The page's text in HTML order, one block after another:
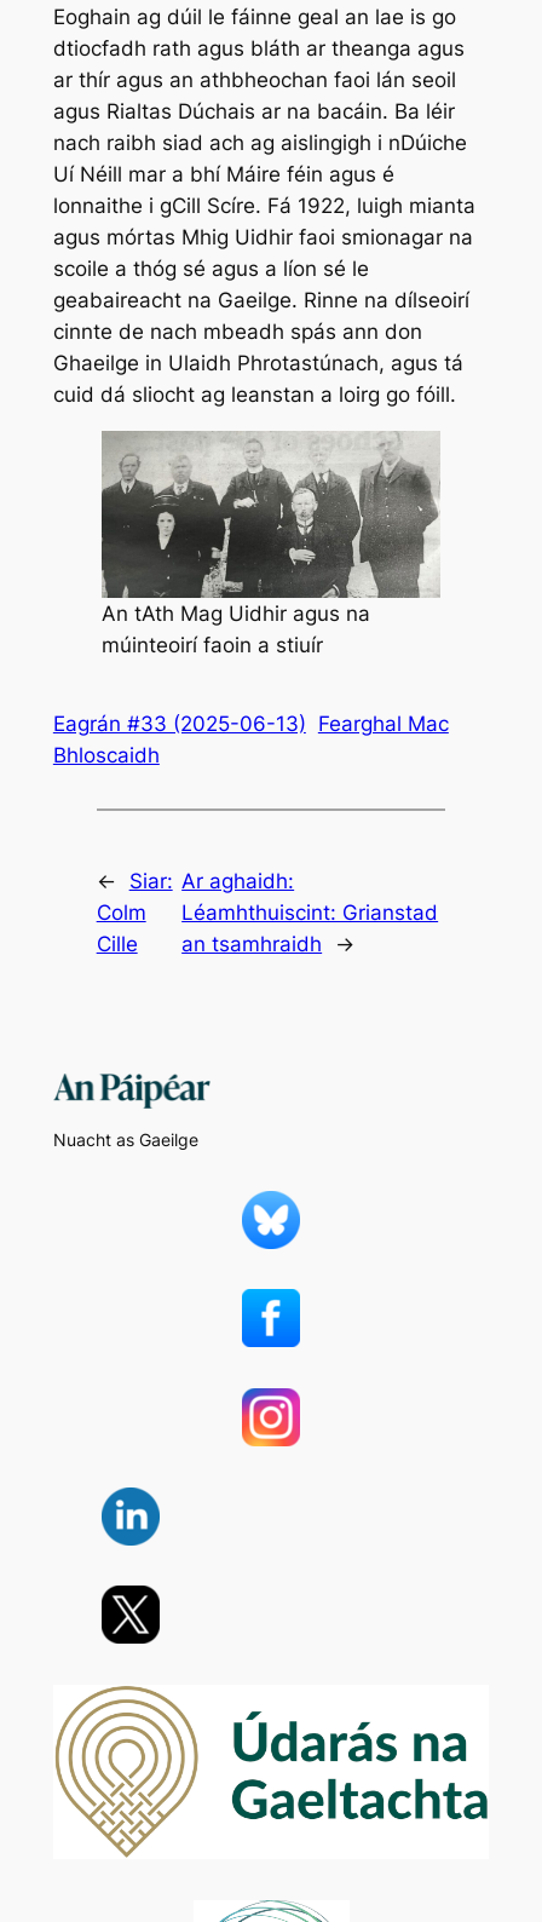
Eoghain ag dúil le fáinne geal an lae is go
dtiocfadh rath agus bláth ar theanga agus
ar thír agus an athbheochan faoi lán seoil
agus Rialtas Dúchais ar na bacáin. Ba léir
nach raibh siad ach ag aislingigh i nDúiche
Uí Néill mar a bhí Máire féin agus é
lonnaithe i gCill Scíre. Fá 1922, luigh mianta
agus mórtas Mhig Uidhir faoi smionagar na
scoile a thóg sé agus a líon sé le
geabaireacht na Gaeilge. Rinne na dílseoirí
cinnte de nach mbeadh spás ann don
Ghaeilge in Ulaidh Phrotastúnach, agus tá
cuid dá sliocht ag leanstan a loirg go fóill.
An tAth Mag Uidhir agus na
múinteoirí faoin a stiuír
Eagrán #33 (2025-06-13) Fearghal Mac
Bhloscaidh
←
Siar:
Colm
Cille
Ar aghaidh:
Léamhthuiscint: Grianstad
an tsamhraidh
→
Nuacht as Gaeilge